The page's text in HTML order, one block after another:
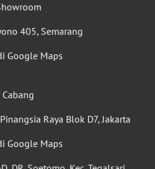
405, Semarang
Google Maps
Cabang
Raya Blok D7, Jakarta
Google Maps